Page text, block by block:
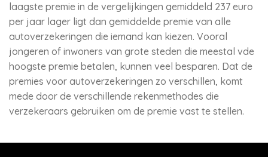
laagste premie in de vergelijkingen gemiddeld 237 euro
per jaar lager ligt dan gemiddelde premie van alle
autoverzekeringen die iemand kan kiezen. Vooral
jongeren of inwoners van grote steden die meestal vde
hoogste premie betalen, kunnen veel besparen. Dat de
premies voor autoverzekeringen zo verschillen, komt
mede door de verschillende rekenmethodes die
verzekeraars gebruiken om de premie vast te stellen.